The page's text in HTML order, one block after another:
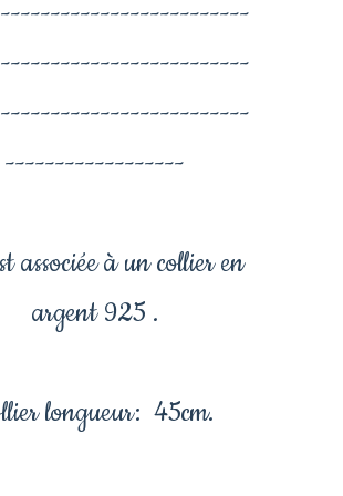
------------------
associée à un collier en
argent 925 .
longueur: 45cm.